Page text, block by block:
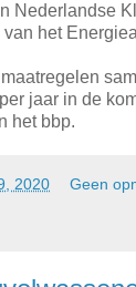
Nederlandse
het
jaar in de
het bbp.
2020 Geen